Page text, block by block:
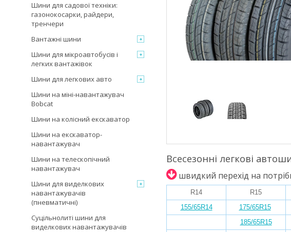
Всесезонні легкові
швидкий перехід на
R14 R15
155/65R14
175/65R15
185/65R15
Шини для садової техніки:
газонокосарки, райдери,
тренчери
Вантажні шини
Шини для мікроавтобусів і
легких вантажівок
Шини для легкових авто
Шини на міні-навантажувач
Bobcat
Шини на колісний екскаватор
Шини на екскаватор-
навантажувач
Шини на телескопічний
навантажувач
Шини для виделкових
навантажувачів
(пневматичні)
Суцільнолиті шини для
виделкових навантажувачів